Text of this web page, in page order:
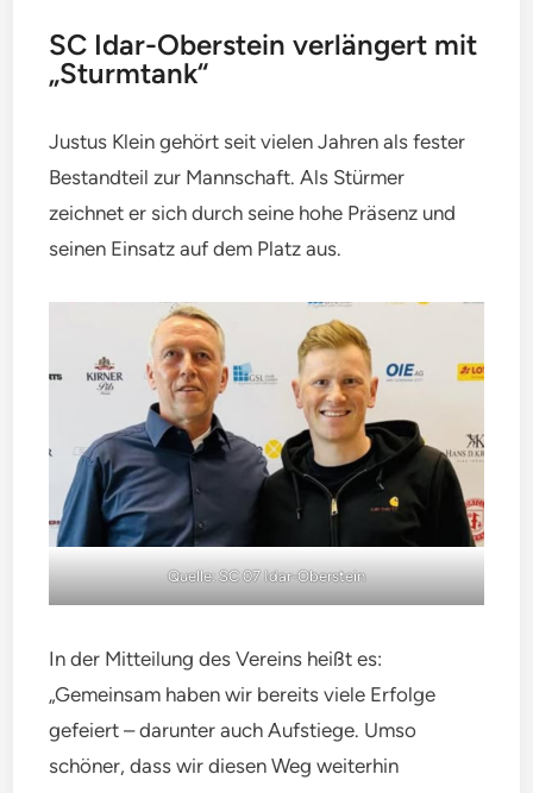
SC Idar-Oberstein verlängert mit
„Sturmtank“
Justus Klein gehört seit vielen Jahren als fester
Bestandteil zur Mannschaft. Als Stürmer
zeichnet er sich durch seine hohe Präsenz und
seinen Einsatz auf dem Platz aus.
Quelle: SC 07 Idar-Oberstein
In der Mitteilung des Vereins heißt es:
„Gemeinsam haben wir bereits viele Erfolge
gefeiert – darunter auch Aufstiege. Umso
schöner, dass wir diesen Weg weiterhin